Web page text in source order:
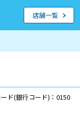
店舗一覧
ド(銀行コード)：0150